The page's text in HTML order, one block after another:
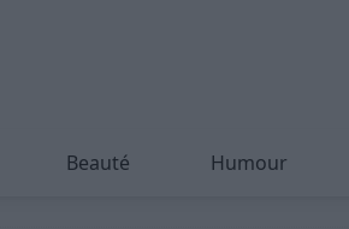
Beauté Humour